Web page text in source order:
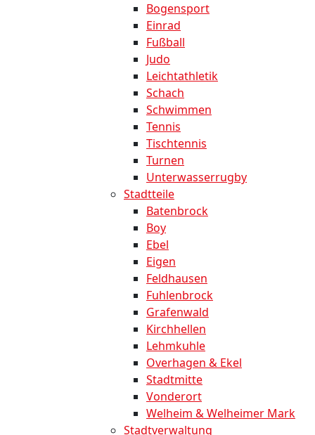
Bogensport
Einrad
Fußball
Judo
Leichtathletik
Schach
Schwimmen
Tennis
Tischtennis
Turnen
Unterwasserrugby
Stadtteile
Batenbrock
Boy
Ebel
Eigen
Feldhausen
Fuhlenbrock
Grafenwald
Kirchhellen
Lehmkuhle
Overhagen & Ekel
Stadtmitte
Vonderort
Welheim & Welheimer Mark
Stadtverwaltung